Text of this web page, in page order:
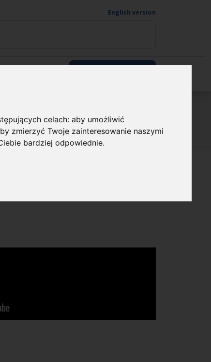
celach:aby umożliwić
zmierzyć Twoje zainteresowanie naszymi
bardziej odpowiednie.
English version
pomóc